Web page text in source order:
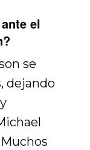
el
se
dejando